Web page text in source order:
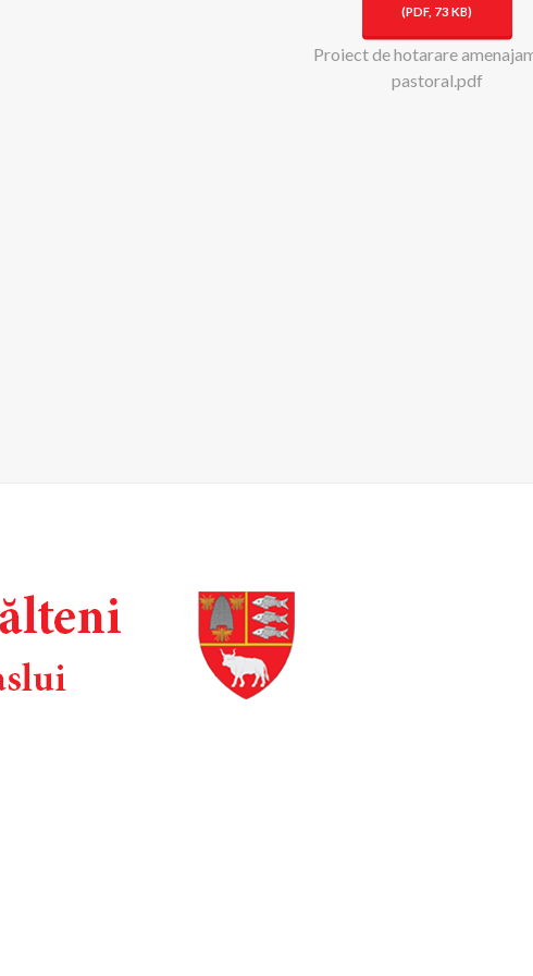
(PDF, 73 KB)
Proiect de hotarare
pastoral.pdf